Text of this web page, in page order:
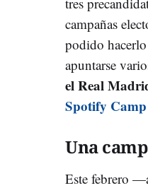
campañas
podido
apuntarse
el Real
Spotify
Una
Este febrero